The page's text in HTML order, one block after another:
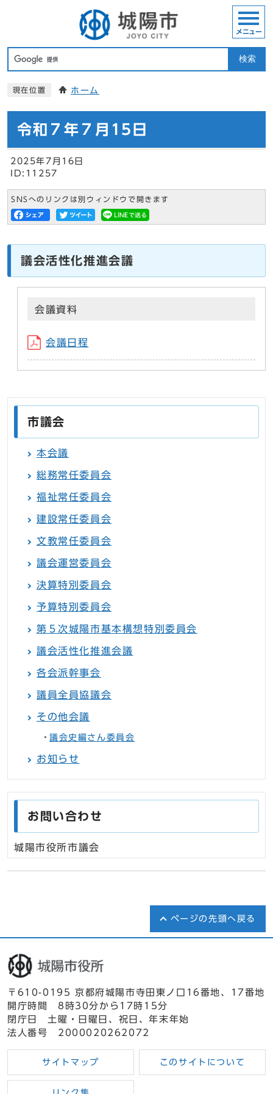
検索
メニュー
現在位置 ホーム
令和７年７月15日
2025年7月16日
ID:11257
SNSへのリンクは別ウィンドウで開きます
議会活性化推進会議
会議資料
会議日程
市議会
本会議
総務常任委員会
福祉常任委員会
建設常任委員会
文教常任委員会
議会運営委員会
決算特別委員会
予算特別委員会
第５次城陽市基本構想特別委員会
議会活性化推進会議
各会派幹事会
議員全員協議会
その他会議
議会史編さん委員会
お知らせ
お問い合わせ
城陽市役所市議会
ページの先頭へ戻る
〒610-0195 京都府城陽市寺田東ノ口16番地、17番地
開庁時間 8時30分から17時15分
閉庁日 土曜・日曜日、祝日、年末年始
法人番号 2000020262072
サイトマップ このサイトについて